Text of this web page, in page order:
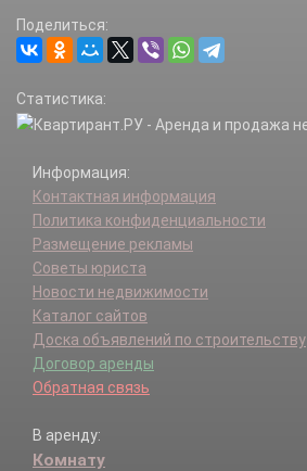
Поделиться:
Статистика:
Информация:
Контактная информация
Политика конфиденциальности
Размещение рекламы
Советы юриста
Новости недвижимости
Каталог сайтов
Доска объявлений по строительству
Договор аренды
Обратная связь
В аренду:
Комнату